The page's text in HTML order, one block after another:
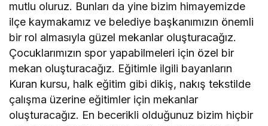
mutlu oluruz. Bunları da yine bizim himayemizde
ilçe kaymakamız ve belediye başkanımızın önemli
bir rol almasıyla güzel mekanlar oluşturacağız.
Çocuklarımızın spor yapabilmeleri için özel bir
mekan oluşturacağız. Eğitimle ilgili bayanların
Kuran kursu, halk eğitim gibi dikiş, nakış tekstilde
çalışma üzerine eğitimler için mekanlar
oluşturacağız. En becerikli olduğunuz bizim hiçbir